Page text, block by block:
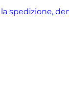
spedizione,